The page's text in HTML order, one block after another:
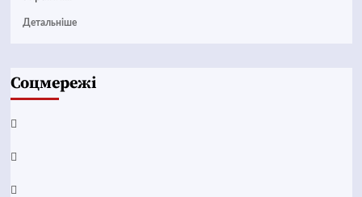
Детальніше
Соцмережі
Facebook
YouTube
Telegram